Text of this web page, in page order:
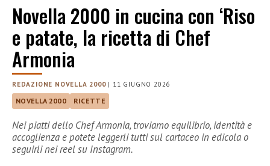
Novella 2000 in cucina con ‘Riso
e patate, la ricetta di Chef
Armonia
REDAZIONE NOVELLA 2000| 11 GIUGNO 2026
NOVELLA 2000 RICETTE
Nei piatti dello Chef Armonia, troviamo equilibrio, identità e
accoglienza e potete leggerli tutti sul cartaceo in edicola o
seguirli nei reel su Instagram.